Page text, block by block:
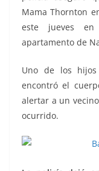
Mama Thornton
este jueves
apartamento de
Uno de los
encontró el
alertar a un
ocurrido.